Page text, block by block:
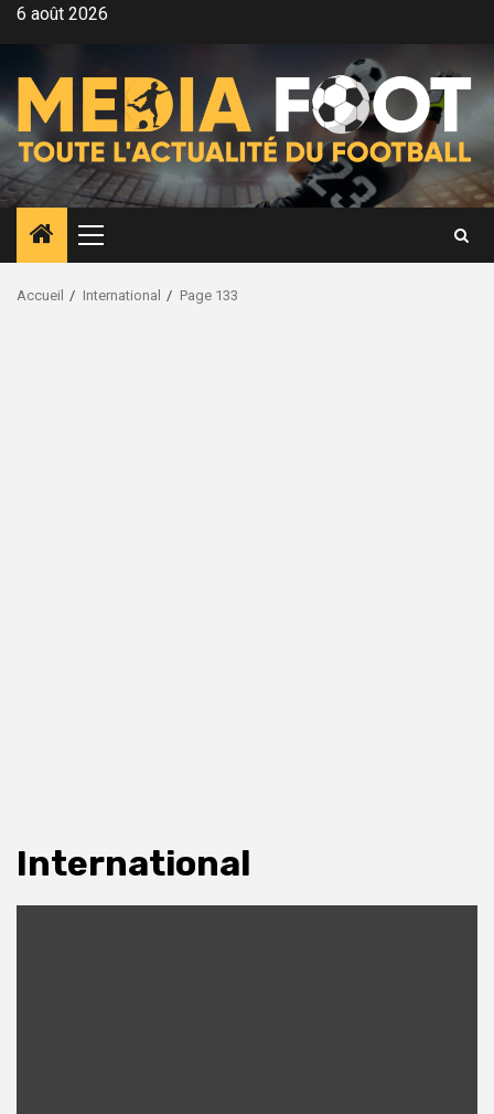
Aller6 août 2026
Menu
principal
Accueil International Page 133
International